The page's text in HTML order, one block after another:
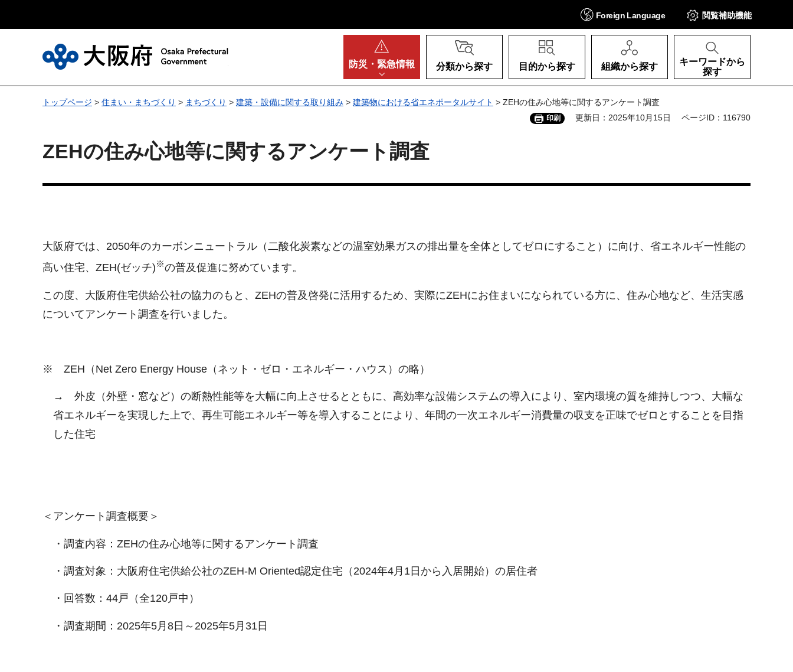
Foreign Language 閲覧補助機能
防災・ 緊急情報 分類から探す 目的から探す 組織から探す
キーワードから
探す
トップページ > 住まい・まちづくり > まちづくり > 建築・設備に関する取り組み > 建築物における省エネポータルサイト > ZEHの住み心地等に関するアンケート調査
印刷 更新日：2025年10月15日 ページID：116790
ZEHの住み心地等に関するアンケート調査
大阪府では、2050年のカーボンニュートラル（二酸化炭素などの温室効果ガスの排出量を全体としてゼロにすること）に向け、省エネルギー性能の
高い住宅、ZEH(ゼッチ)※の普及促進に努めています。
この度、大阪府住宅供給公社の協力のもと、ZEHの普及啓発に活用するため、実際にZEHにお住まいになられている方に、住み心地など、生活実感
についてアンケート調査を行いました。
※ ZEH（Net Zero Energy House（ネット・ゼロ・エネルギー・ハウス）の略）
→ 外皮（外壁・窓など）の断熱性能等を大幅に向上させるとともに、高効率な設備システムの導入により、室内環境の質を維持しつつ、大幅な
省エネルギーを実現した上で、再生可能エネルギー等を導入することにより、年間の一次エネルギー消費量の収支を正味でゼロとすることを目指
した住宅
＜アンケート調査概要＞
・調査内容：ZEHの住み心地等に関するアンケート調査
・調査対象：大阪府住宅供給公社のZEH-M Oriented認定住宅（2024年4月1日から入居開始）の居住者
・回答数：44戸（全120戸中）
・調査期間：2025年5月8日～2025年5月31日